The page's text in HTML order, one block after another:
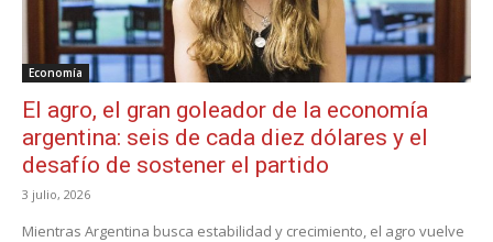
Economía
El agro, el gran goleador de la economía
argentina: seis de cada diez dólares y el
desafío de sostener el partido
3 julio, 2026
Mientras Argentina busca estabilidad y crecimiento, el agro vuelve